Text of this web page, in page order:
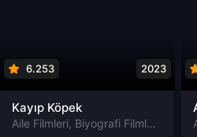
Fantastik Filmleri,Komedi Filmleri
6.253 2023
Kayıp Köpek
Aile Filmleri, Biyografi Filmleri